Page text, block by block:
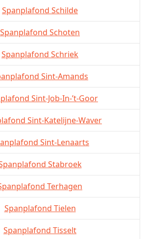
Spanplafond Schilde
Spanplafond Schoten
Spanplafond Schriek
Sint-Amands
Sint-Job-In-’t-Goor
Sint-Katelijne-Waver
Sint-Lenaarts
Stabroek
Terhagen
Spanplafond Tielen
Spanplafond Tisselt